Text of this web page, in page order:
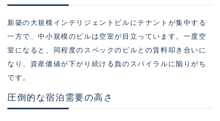
新築の大規模インテリジェントビルにテナントが集中する
一方で、中小規模のビルは空室が目立っています。一度空
室になると、同程度のスペックのビルとの賃料叩き合いに
なり、資産価値が下がり続ける負のスパイラルに陥りがち
です。
圧倒的な宿泊需要の高さ